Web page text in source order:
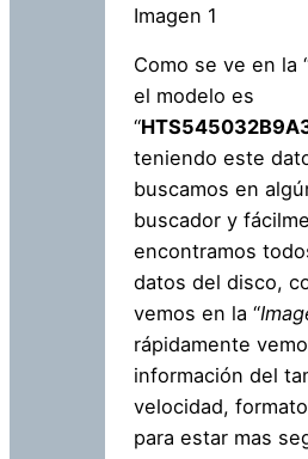
Imagen 1
Como se ve en la
el modelo es
“
teniendo este
buscamos en
buscador y
encontramos
datos del disco,
vemos en la “
rápidamente
información del
velocidad,
para estar mas